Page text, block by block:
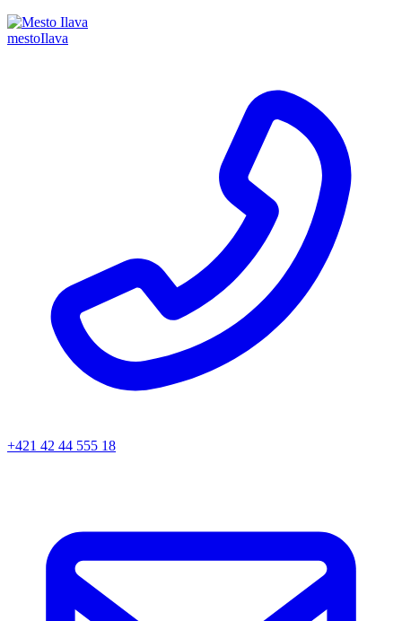
mestoIlava
+421 42 44 555 18